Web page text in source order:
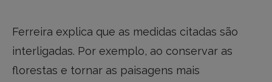
Ferreira explica que as medidas citadas são
interligadas. Por exemplo, ao conservar as
florestas e tornar as paisagens mais